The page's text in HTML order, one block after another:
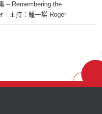
– Remembering the
主持：鍾一諾 Roger